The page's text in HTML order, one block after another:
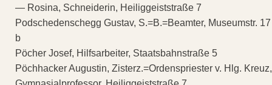
— Rosina, Schneiderin, Heiliggeiststraße 7
Podschedenschegg Gustav, S.=B.=Beamter, Museumstr. 17
b
Pöcher Josef, Hilfsarbeiter, Staatsbahnstraße 5
Pöchhacker Augustin, Zisterz.=Ordenspriester v. Hlg. Kreuz,